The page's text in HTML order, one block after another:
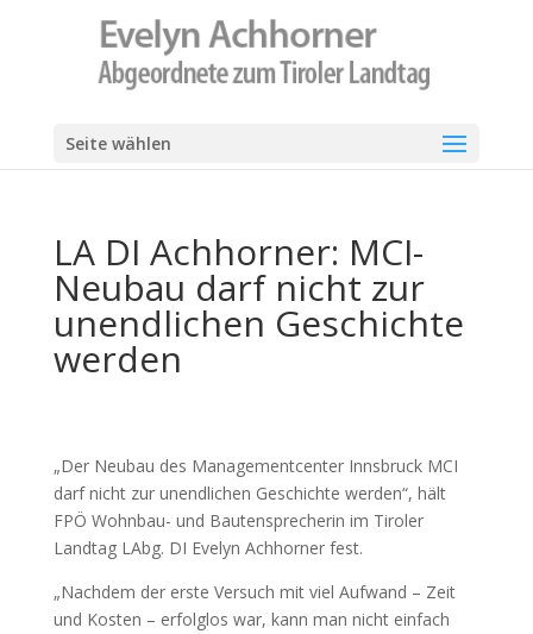
Seite wählen
LA DI Achhorner: MCI-
Neubau darf nicht zur
unendlichen Geschichte
werden
„Der Neubau des Managementcenter Innsbruck MCI
darf nicht zur unendlichen Geschichte werden“, hält
FPÖ Wohnbau- und Bautensprecherin im Tiroler
Landtag LAbg. DI Evelyn Achhorner fest.
„Nachdem der erste Versuch mit viel Aufwand – Zeit
und Kosten – erfolglos war, kann man nicht einfach